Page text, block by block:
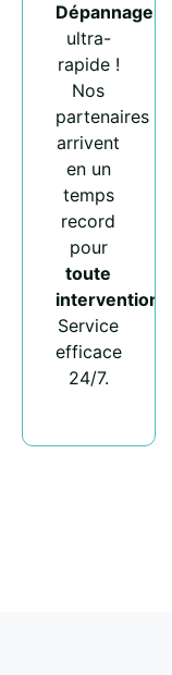
Dépannage
ultra-
rapide !
Nos
partenaires
arrivent
en un
temps
record
pour
toute
intervention
Service
efficace
24/7.